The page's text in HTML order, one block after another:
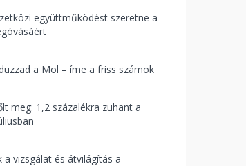
együttműködést szeretne a
a Mol – íme a friss számok
meg: 1,2 százalékra zuhant a
a vizsgálat és átvilágítás a